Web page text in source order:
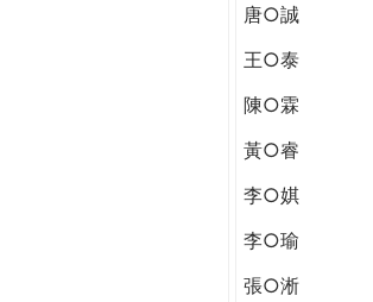
唐○誠
王○泰
陳○霖
黃○睿
李○娸
李○瑜
張○淅